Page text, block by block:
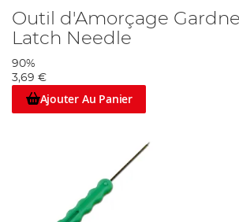
Outil d'Amorçage
Latch Needle
90%
3,69 €
Ajouter Au Panier